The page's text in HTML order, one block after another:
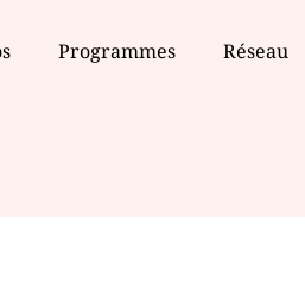
Programmes Réseau